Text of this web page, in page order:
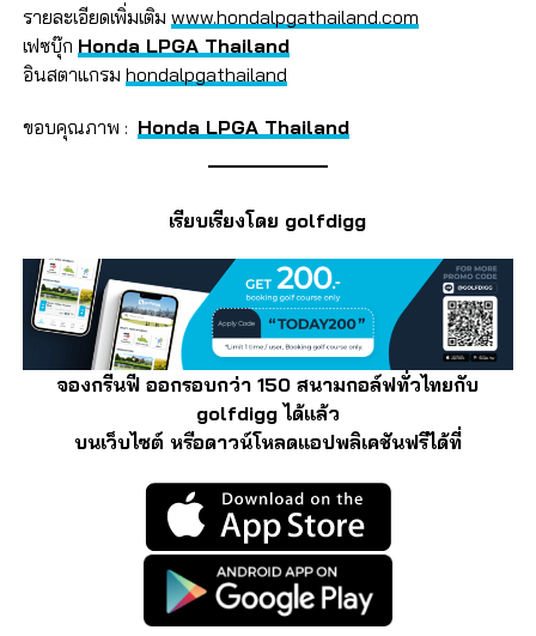
รายละเอียดเพิ่มเติม www.hondalpgathailand.com
เฟซบุ๊ก Honda LPGA Thailand
อินสตาแกรม hondalpgathailand
ขอบคุณภาพ : Honda LPGA Thailand
เรียบเรียงโดย golfdigg
จองกรีนฟี ออกรอบกว่า 150 สนามกอล์ฟทั่วไทยกับ
golfdigg ได้แล้ว
บนเว็บไซต์ หรือดาวน์โหลดแอปพลิเคชันฟรีได้ที่